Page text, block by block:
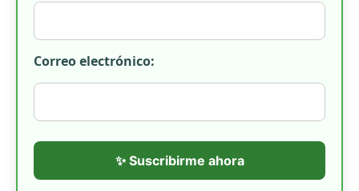
Correo electrónico:
✨ Suscribirme ahora